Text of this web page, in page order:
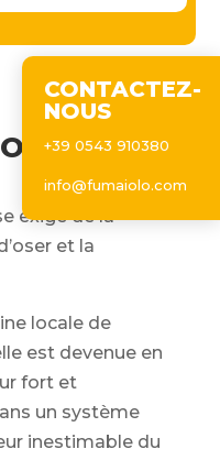
exige de la
et la
locale de
est devenue en
fort et
un système
inestimable du
CONTACTEZ-
NOUS
+39 0543 910380
info@fumaiolo.com